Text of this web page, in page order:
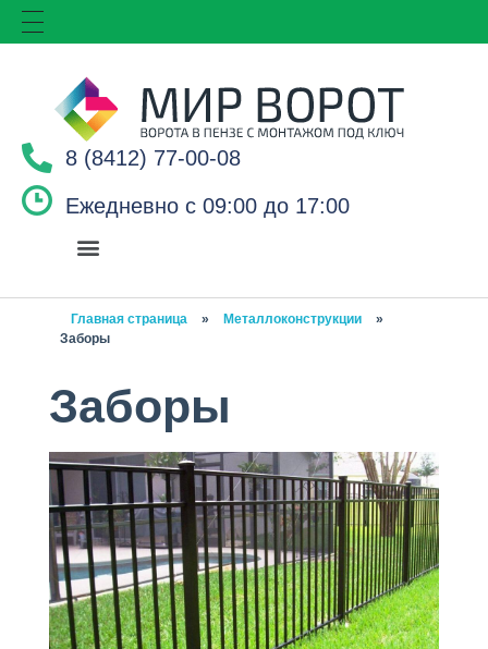
8 (8412) 77-00-08
Ежедневно с 09:00 до 17:00
Главная страница » Металлоконструкции
»
Заборы
Заборы